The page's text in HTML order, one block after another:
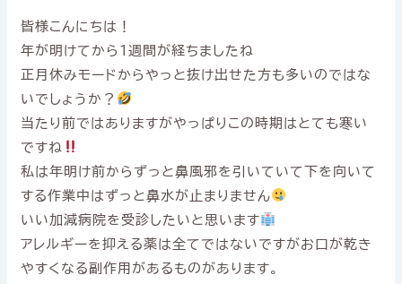
皆様こんにちは！
年が明けてから1週間が経ちましたね
正月休みモードからやっと抜け出せた方も多いのではな
いでしょうか？
当たり前ではありますがやっぱりこの時期はとても寒い
ですね
私は年明け前からずっと鼻風邪を引いていて下を向いて
する作業中はずっと鼻水が止まりません
いい加減病院を受診したいと思います
アレルギーを抑える薬は全てではないですがお口が乾き
やすくなる副作用があるものがあります。